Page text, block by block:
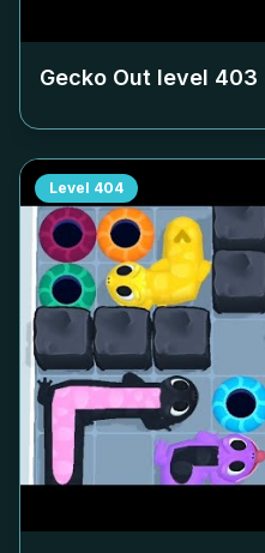
Gecko Out level 403
Level 404